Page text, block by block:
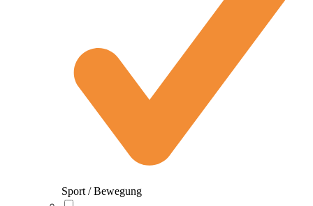
Sport / Bewegung